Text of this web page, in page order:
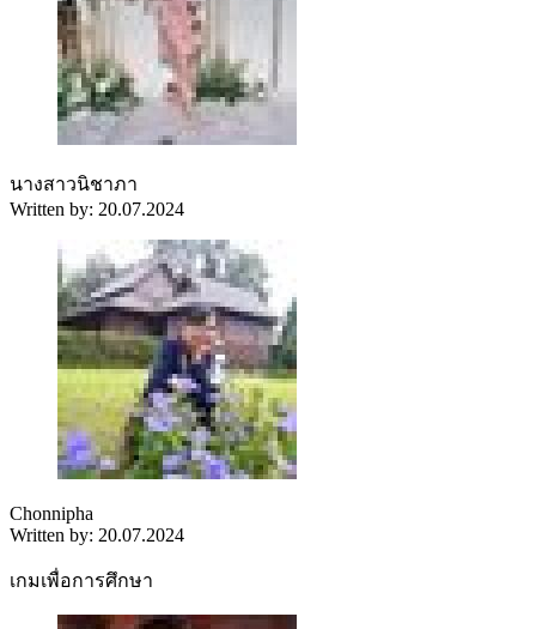
นางสาวนิชาภา
Written by: 20.07.2024
Chonnipha
Written by: 20.07.2024
เกมเพื่อการศึกษา